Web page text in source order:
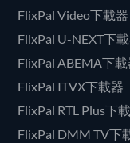
FlixPal Video下載器
FlixPal U-NEXT下
FlixPal ABEMA下載
FlixPal ITVX下載器
FlixPal RTL Plus下
FlixPal DMM TV下